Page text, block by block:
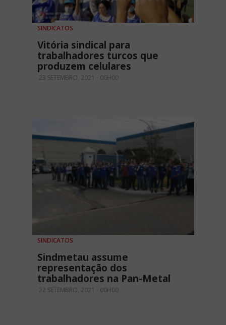
SINDICATOS
Vitória sindical para
trabalhadores turcos que
produzem celulares
23 SETEMBRO, 2021 - 00H00
SINDICATOS
Sindmetau assume
representação dos
trabalhadores na Pan-Metal
22 SETEMBRO, 2021 - 00H00